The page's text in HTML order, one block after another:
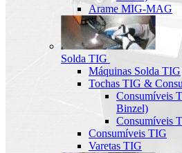
Arame MIG-MAG
Solda TIG
Máquinas Solda TIG
Tochas TIG &
Consumíveis
Binzel)
Consumíveis
Consumíveis TIG
Varetas TIG